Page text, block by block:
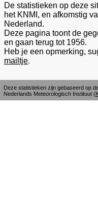
De statistieken op deze
het KNMI, en afkomstig
Nederland.
Deze pagina toont de
en gaan terug tot 1956.
Heb je een opmerking,
mailtje.
Deze statistieken zijn gebaseerd op
Nederlands Meteorologisch Instituut (